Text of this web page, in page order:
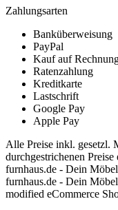
Zahlungsarten
Banküberweisung
PayPal
Kauf auf
Ratenzahlung
Kreditkarte
Lastschrift
Google Pay
Apple Pay
Alle Preise inkl. gesetzl.
durchgestrichenen
furnhaus.de - Dein
furnhaus.de - Dein
modified eCommerce